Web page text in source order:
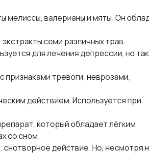
мелиссы, валерианы и мяты. Он
семи различных трав.
для лечения депрессии, но
признаками тревоги, неврозами,
действием. Используется при
который обладает лёгким
со сном.
действие. Но, несмотря